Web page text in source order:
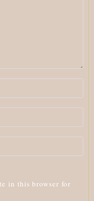
in this browser for